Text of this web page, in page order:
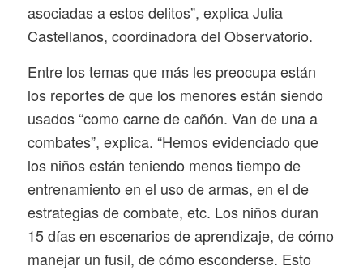
asociadas a estos delitos”, explica Julia
Castellanos, coordinadora del Observatorio.
Entre los temas que más les preocupa están
los reportes de que los menores están siendo
usados “como carne de cañón. Van de una a
combates”, explica. “Hemos evidenciado que
los niños están teniendo menos tiempo de
entrenamiento en el uso de armas, en el de
estrategias de combate, etc. Los niños duran
15 días en escenarios de aprendizaje, de cómo
manejar un fusil, de cómo esconderse. Esto